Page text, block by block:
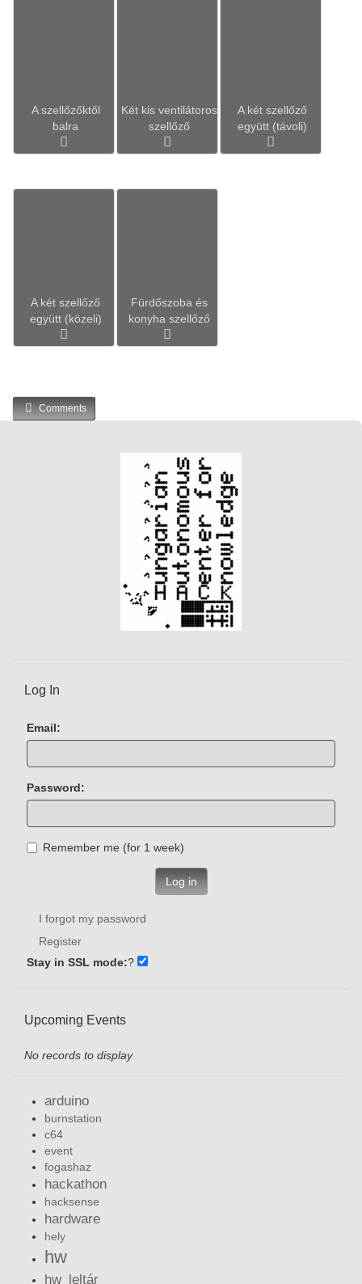
A szellőzőktől
balra
Két kis ventilátoros
szellőző
A két szellőző
együtt (távoli)
A két szellőző
együtt (közeli)
Fürdőszoba és
konyha szellőző
Comments
Log In
Email:
Password:
Remember me (for 1 week)
Log in
I forgot my password
Register
Stay in SSL mode:?
Upcoming Events
No records to display
arduino
burnstation
c64
event
fogashaz
hackathon
hacksense
hardware
hely
hw
hw_leltár